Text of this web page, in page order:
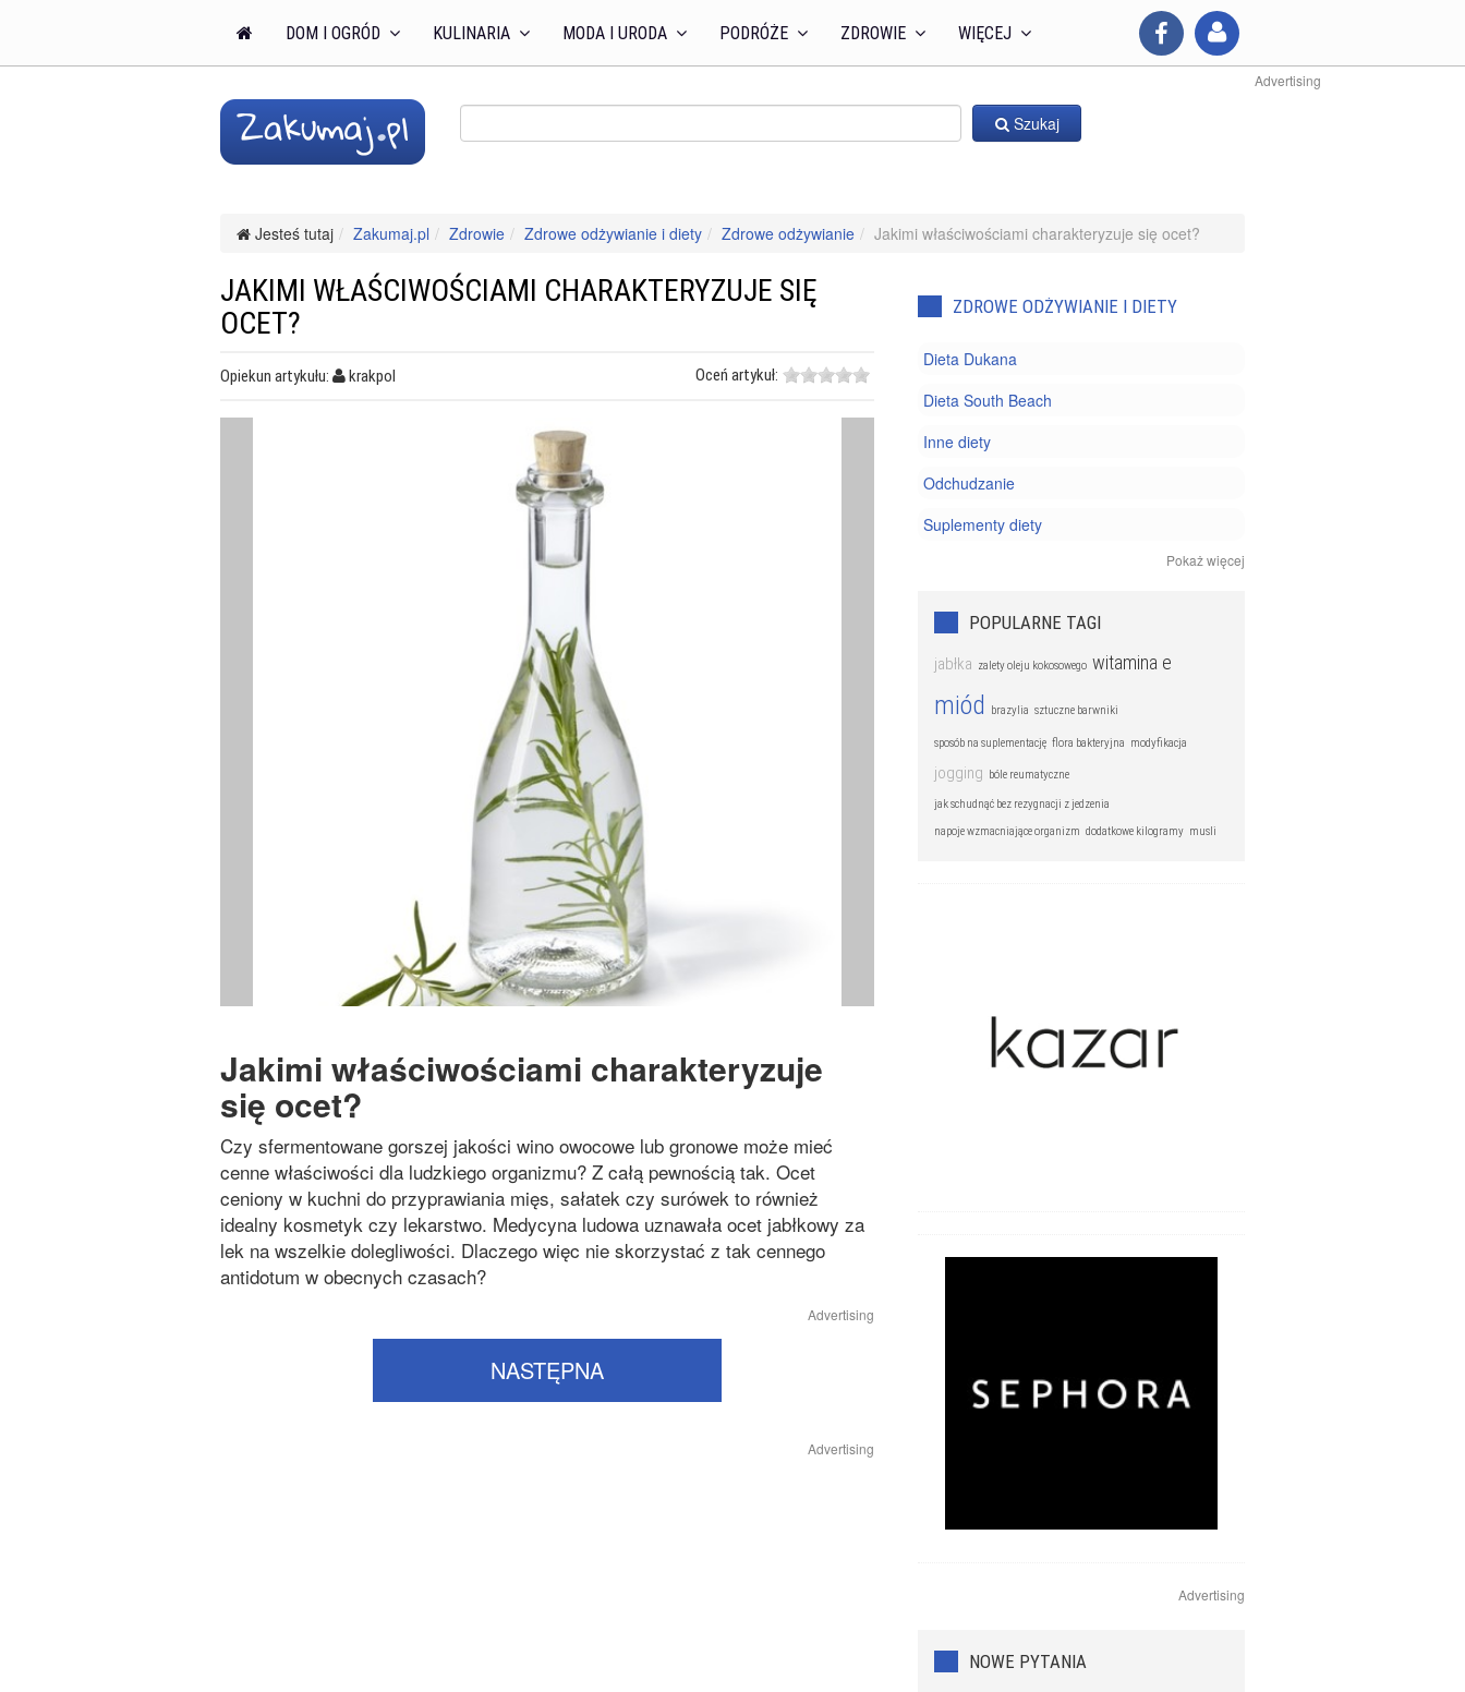
DOM I OGRÓD KULINARIA MODA I URODA PODRÓŻE ZDROWIE WIĘCEJ
Advertising
Szukaj
Jesteś tutaj Zakumaj.pl Zdrowie Zdrowe odżywianie i diety Zdrowe odżywianie Jakimi właściwościami charakteryzuje się ocet?
JAKIMI WŁAŚCIWOŚCIAMI CHARAKTERYZUJE SIĘ
OCET?
Opiekun artykułu: krakpol Oceń artykuł:
Jakimi właściwościami charakteryzuje
się ocet?
Czy sfermentowane gorszej jakości wino owocowe lub gronowe może mieć
cenne właściwości dla ludzkiego organizmu? Z całą pewnością tak. Ocet
ceniony w kuchni do przyprawiania mięs, sałatek czy surówek to również
idealny kosmetyk czy lekarstwo. Medycyna ludowa uznawała ocet jabłkowy za
lek na wszelkie dolegliwości. Dlaczego więc nie skorzystać z tak cennego
antidotum w obecnych czasach?
Advertising
NASTĘPNA
Advertising
ZDROWE ODŻYWIANIE I DIETY
Dieta Dukana
Dieta South Beach
Inne diety
Odchudzanie
Suplementy diety
Zdrowe odżywianie
Pokaż więcej
POPULARNE TAGI
jabłka zalety oleju kokosowego witamina e
miód brazylia sztuczne barwniki
sposób na suplementację flora bakteryjna modyfikacja
jogging bóle reumatyczne
jak schudnąć bez rezygnacji z jedzenia
napoje wzmacniające organizm dodatkowe kilogramy musli
Advertising
NOWE PYTANIA